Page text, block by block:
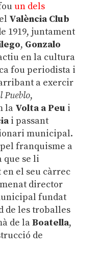
un dels
València Club
1919, juntament
, Gonzalo
en la cultura
fou periodista i
a exercir
Pueblo,
la Volta a Peu i
i passant
municipal.
franquisme a
que se li
el seu càrrec
director
fundat
de les troballes
de laBoatella,
de